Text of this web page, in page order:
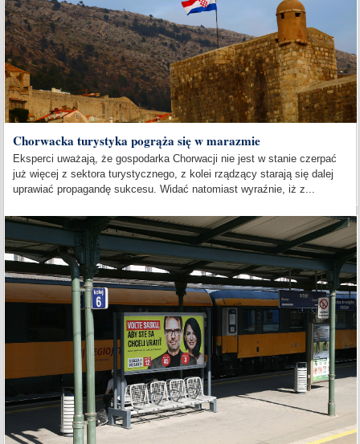
Chorwacka turystyka pogrąża się w marazmie
Eksperci uważają, że gospodarka Chorwacji nie jest w stanie czerpać
już więcej z sektora turystycznego, z kolei rządzący starają się dalej
uprawiać propagandę sukcesu. Widać natomiast wyraźnie, iż z...